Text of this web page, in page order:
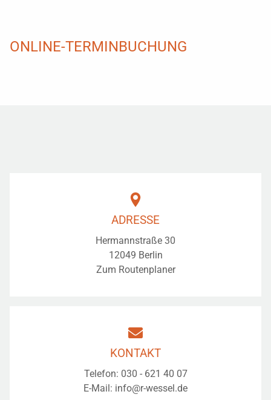
ONLINE-TERMINBUCHUNG
ADRESSE
Hermannstraße 30
12049 Berlin
Zum Routenplaner
KONTAKT
Telefon: 030 - 621 40 07
E-Mail: info@r-wessel.de